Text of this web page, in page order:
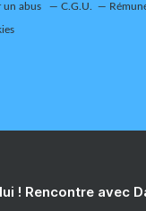
un abus C.G.U.
! Rencontre avec